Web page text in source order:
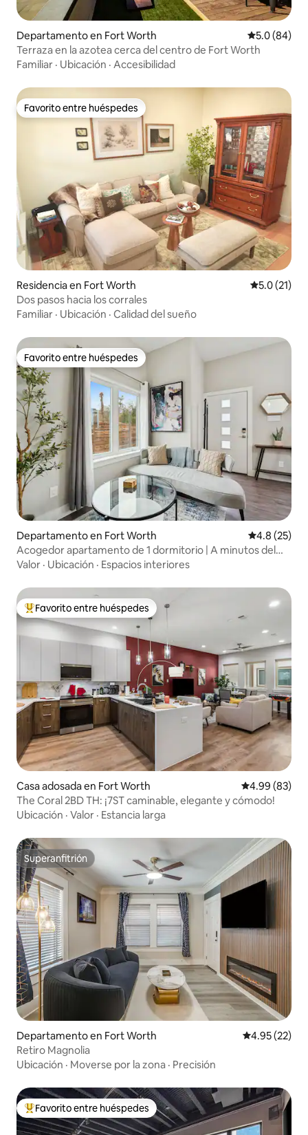
Departamento en Fort Worth Calificación
5.0 (84)
Terraza en la azotea cerca del centro de Fort Worth
Familiar · Ubicación · Accesibilidad
Favorito entre huéspedes
Favorito entre huéspedes
Residencia en Fort Worth Calificación
5.0 (21)
Dos pasos hacia los corrales
Familiar · Ubicación · Calidad del sueño
Favorito entre huéspedes
Favorito entre huéspedes
Departamento en Fort Worth Calificación
4.8 (25)
Acogedor apartamento de 1 dormitorio | A minutos del
centro y de Stockyards
Valor · Ubicación · Espacios interiores
De los mejores en Favorito entre huéspedes
Favorito entre huéspedes
Casa adosada en Fort Worth Calificación
4.99 (83)
The Coral 2BD TH: ¡7ST caminable, elegante y cómodo!
Ubicación · Valor · Estancia larga
Superanfitrión
Superanfitrión
Departamento en Fort Worth Calificación
4.95 (22)
Retiro Magnolia
Ubicación · Moverse por la zona · Precisión
De los mejores en Favorito entre huéspedes
Favorito entre huéspedes